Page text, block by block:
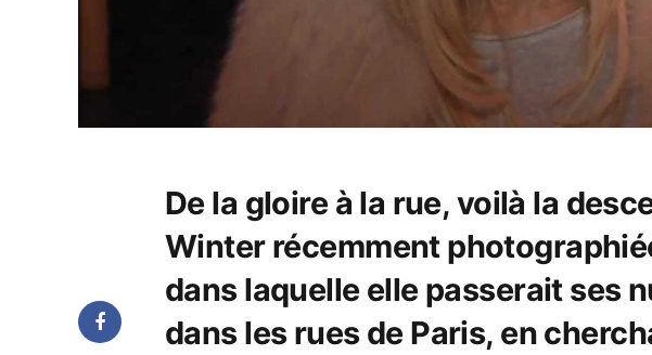
De la gloire à la rue, voilà la
Winter récemment
dans laquelle elle passerait ses
dans les rues de Paris, en